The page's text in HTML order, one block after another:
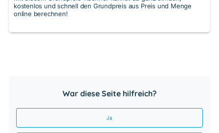
kostenlos und schnell den Grundpreis aus Preis und Menge
online berechnen!
War diese Seite hilfreich?
Ja